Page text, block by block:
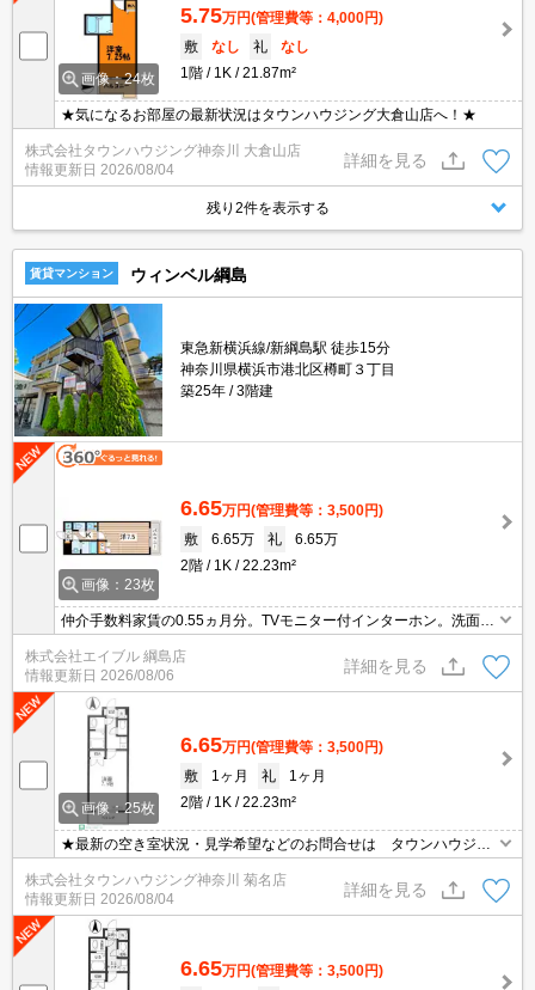
画像：24枚
5.75万円(管理費等：4,000円)
敷
なし 礼
なし
1階
1K 21.87m²
★気になるお部屋の最新状況はタウンハウジング大倉山店へ！★
株式会社タウンハウジング神奈川 大倉山店
情報更新日 2026/08/04
詳細を見る
残り2件を表示する
賃貸マンション ウィンベル綱島
東急新横浜線/新綱島駅 徒歩15分
神奈川県横浜市港北区樽町３丁目
築25年
3階建
画像：23枚
6.65万円(管理費等：3,500円)
敷
6.65万 礼
6.65万
2階
1K 22.23m²
仲介手数料家賃の0.55ヵ月分。TVモニター付インターホン。洗面化
ヶ月分の違約金。スーパー、コンビニ徒歩5分圏内。
株式会社エイブル 綱島店
情報更新日 2026/08/06
詳細を見る
画像：25枚
6.65万円(管理費等：3,500円)
敷
1ヶ月 礼
1ヶ月
2階
1K 22.23m²
★最新の空き室状況・見学希望などのお問合せは タウンハウジン
株式会社タウンハウジング神奈川 菊名店
情報更新日 2026/08/04
詳細を見る
6.65万円(管理費等：3,500円)